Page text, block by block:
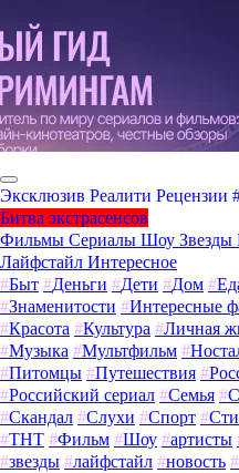
Эксклюзив Реалити Рецензии
Битва экстрасенсов
Фильмы Сериалы Шоу Звезды
Лайфстайл Интересное
#Быт #Деньги #Дети #Дом #
#Знаменитости #Интересные
#Красота #Культура #Личная
#Музыка #Мультфильм #
#Питомцы #Путешествия #
#Российский сериал #Семья #
#Скандал #Слухи #Спорт #
#ТНТ #Фильм #Шоу #артисты
#звезды #лайфстайл #новость #